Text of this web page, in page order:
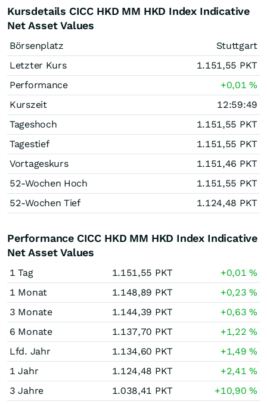
Kursdetails CICC HKD MM HKD Index Indicative
Net Asset Values
Börsenplatz
Stuttgart
Letzter Kurs
1.151,55 PKT
Performance
+0,01%
Kurszeit
12:59:49
Tageshoch
1.151,55 PKT
Tagestief
1.151,55 PKT
Vortageskurs
1.151,46 PKT
52-Wochen Hoch
1.151,55 PKT
52-Wochen Tief
1.124,48 PKT
Performance CICC HKD MM HKD Index Indicative
Net Asset Values
1 Tag 1.151,55 PKT +0,01%
1 Monat
1.148,89 PKT +0,23%
3 Monate
1.144,39 PKT +0,63%
6 Monate
1.137,70 PKT +1,22%
Lfd. Jahr
1.134,60 PKT +1,49%
1 Jahr
1.124,48 PKT +2,41%
3 Jahre
1.038,41 PKT +10,90%